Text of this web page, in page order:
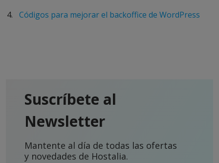
Códigos para mejorar el backoffice de WordPress
Suscríbete al
Newsletter
Mantente al día de todas las ofertas
y novedades de Hostalia.